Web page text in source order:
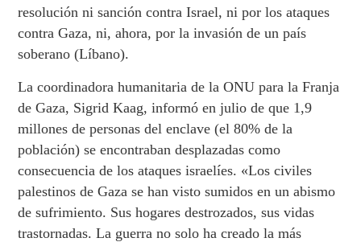
resolución ni sanción contra Israel, ni por los ataques
contra Gaza, ni, ahora, por la invasión de un país
soberano (Líbano).
La coordinadora humanitaria de la ONU para la Franja
de Gaza, Sigrid Kaag, informó en julio de que 1,9
millones de personas del enclave (el 80% de la
población) se encontraban desplazadas como
consecuencia de los ataques israelíes. «Los civiles
palestinos de Gaza se han visto sumidos en un abismo
de sufrimiento. Sus hogares destrozados, sus vidas
trastornadas. La guerra no solo ha creado la más